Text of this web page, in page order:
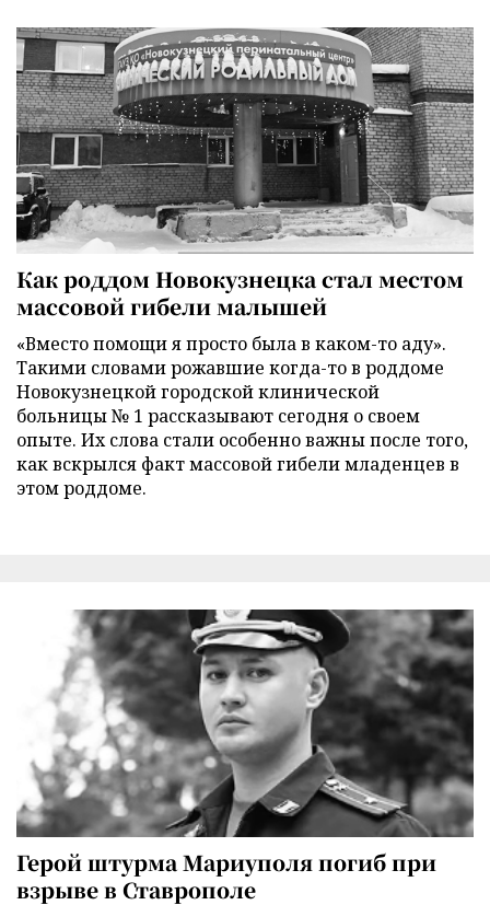
Как роддом Новокузнецка стал местом
массовой гибели малышей
«Вместо помощи я просто была в каком-то аду».
Такими словами рожавшие когда-то в роддоме
Новокузнецкой городской клинической
больницы № 1 рассказывают сегодня о своем
опыте. Их слова стали особенно важны после того,
как вскрылся факт массовой гибели младенцев в
этом роддоме.
Герой штурма Мариуполя погиб при
взрыве в Ставрополе